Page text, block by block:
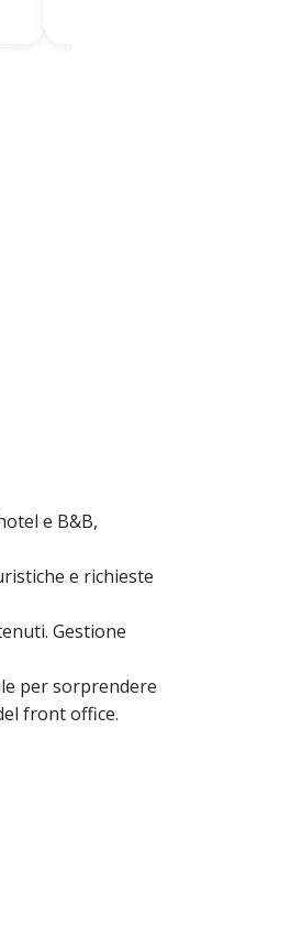
e B&B,
e richieste
Gestione
per sorprendere
front office.